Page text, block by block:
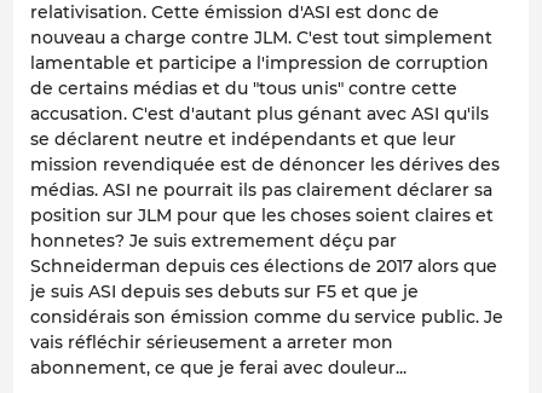
relativisation. Cette émission d'ASI est donc de
nouveau a charge contre JLM. C'est tout simplement
lamentable et participe a l'impression de corruption
de certains médias et du "tous unis" contre cette
accusation. C'est d'autant plus génant avec ASI qu'ils
se déclarent neutre et indépendants et que leur
mission revendiquée est de dénoncer les dérives des
médias. ASI ne pourrait ils pas clairement déclarer sa
position sur JLM pour que les choses soient claires et
honnetes? Je suis extremement déçu par
Schneiderman depuis ces élections de 2017 alors que
je suis ASI depuis ses debuts sur F5 et que je
considérais son émission comme du service public. Je
vais réfléchir sérieusement a arreter mon
abonnement, ce que je ferai avec douleur...